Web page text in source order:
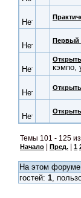
Первый
кэмпо,
Темы 101 - 125
Начало Пред. 1
На этом
гостей: 1,